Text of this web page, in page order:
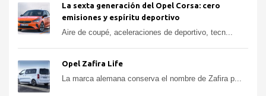
La sexta generación del Opel Corsa: cero
emisiones y espíritu deportivo
Aire de coupé, aceleraciones de deportivo, tecn...
Opel Zafira Life
La marca alemana conserva el nombre de Zafira p...